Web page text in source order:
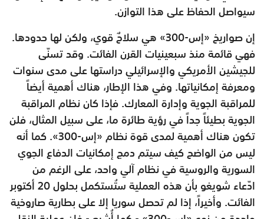
سيواصل الحفاظ على هذا التوازن.
إن صواريخ «إس-300» هي سلاحٌ قوي، ولكن لها حدودها.
فهي قائمة منذ سبعينيات القرن الفائت. وقد تسنّى
للجيشين الأمريكي والإسرائيلي دراستها على مدى سنوات
ومعرفة إمكانياتها. وفي هذا الإطار، هناك أهمية أيضاً
للمراقبة الجوية وإدارة المعارك. فإذا كان نظام المراقبة
الجوية بطيئاً جداً في رؤية طائرة ما، على سبيل المثال، فلن
تكون هناك أهمية لمدى قوة نظام «إس-300». كما أنه
ليس من الواضح كيف سيتم دمج إمكانيات الدفاع الجوي
السورية والروسية في نظام آلي واحد، على الرغم من
ادّعاء شويغو بأن هذه العملية ستُستكمل بحلول 20 أكتوبر
الفائت. وأخيراً، إذا لم تحصل سوريا إلا على بطارية صاروخية